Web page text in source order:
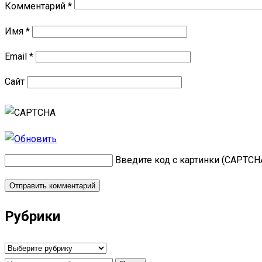
Комментарий *
Имя *
Email *
Сайт
Введите код с картинки
Рубрики
Рубрики